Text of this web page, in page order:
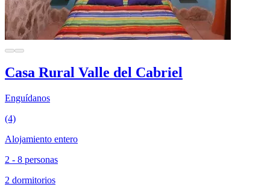
Casa Rural Valle del Cabriel
Enguídanos
(4)
Alojamiento entero
2 - 8 personas
2 dormitorios